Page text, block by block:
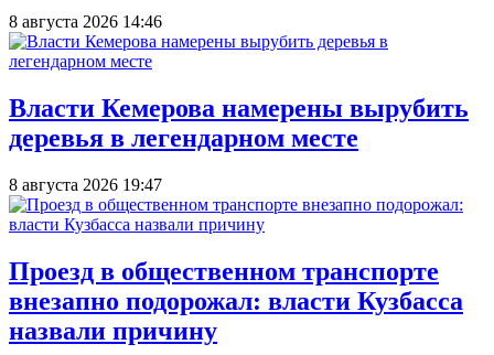
8 августа 2026 14:46
Власти Кемерова намерены вырубить
деревья в легендарном месте
8 августа 2026 19:47
Проезд в общественном транспорте
внезапно подорожал: власти Кузбасса
назвали причину